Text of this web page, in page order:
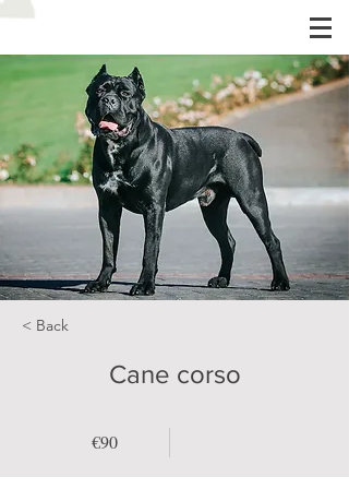
< Back
Cane corso
€90